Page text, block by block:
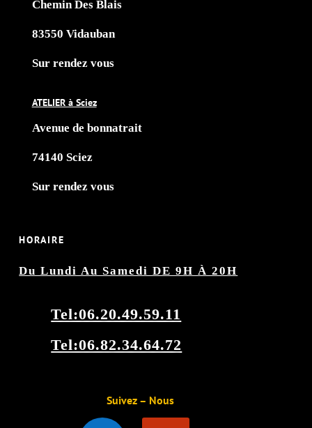
Chemin Des Blais
83550 Vidauban
Sur rendez vous
ATELIER à Sciez
Avenue de bonnatrait
74140 Sciez
Sur rendez vous
HORAIRE
Du Lundi Au Samedi DE 9H À 20H
Tel:06.20.49.59.11
Tel:06.82.34.64.72
Suivez – Nous